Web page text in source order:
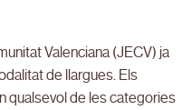
Valenciana (JECV) ja
de llargues. Els
qualsevol de les categories